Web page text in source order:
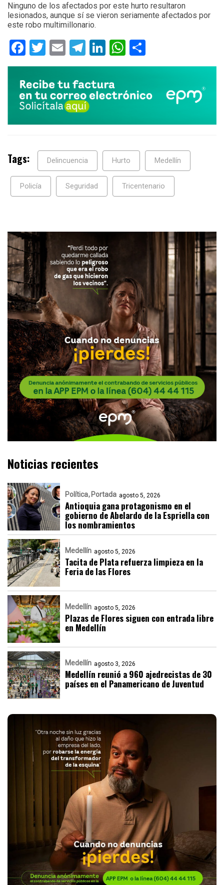
Ninguno de los afectados por este hurto resultaron
lesionados, aunque sí se vieron seriamente afectados por
este robo multimillonario.
Facebook
Twitter
EmailTelegram
LinkedIn
WhatsApp
Tags: Delincuencia Hurto Medellín
Policía Seguridad Tricentenario
Noticias recientes
Política Portada agosto 5, 2026
Antioquia gana protagonismo en el
gobierno de Abelardo de la Espriella con
los nombramientos
Medellín agosto 5, 2026
Tacita de Plata refuerza limpieza en la
Feria de las Flores
Medellín agosto 5, 2026
Plazas de Flores siguen con entrada libre
en Medellín
Medellín agosto 3, 2026
Medellín reunió a 960 ajedrecistas de 30
países en el Panamericano de Juventud